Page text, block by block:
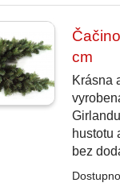
cm
Krásna
hustotu
bez